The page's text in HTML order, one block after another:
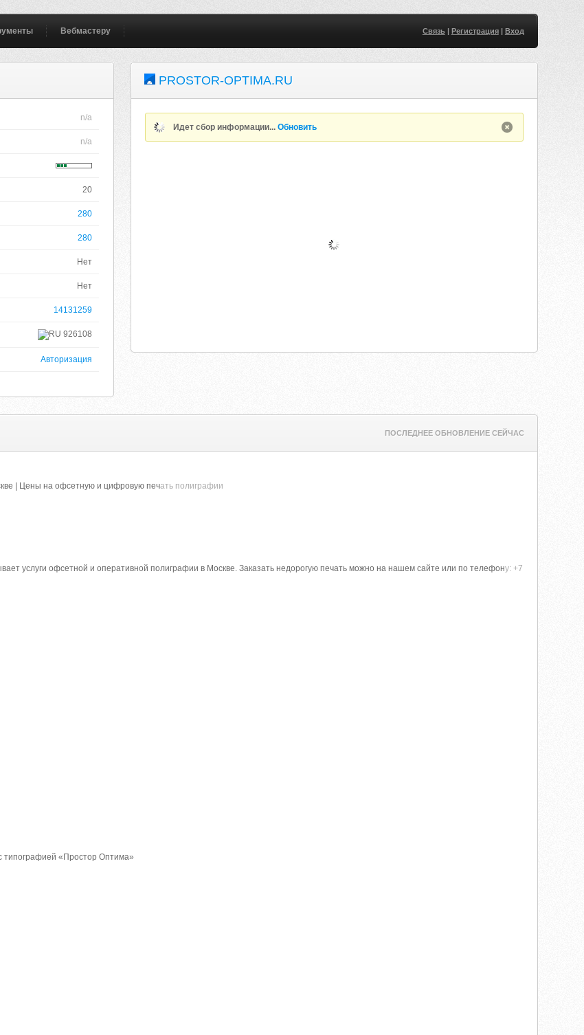
Вебмастеру Связь| Регистрация| Вход
n/a
n/a
20
280
280
Нет
Нет
14131259
926108
Авторизация
PROSTOR-OPTIMA.RU
Идет сбор информации...Обновить
ПОСЛЕДНЕЕ ОБНОВЛЕНИЕ СЕЙЧАС
| Цены на офсетную и цифровую печать полиграфии
услуги офсетной и оперативной полиграфии в Москве. Заказать недорогую печать можно на нашем сайте или по телефону: +7
типографией «Простор Оптима»